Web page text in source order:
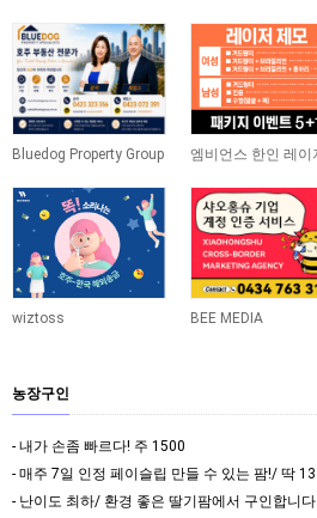
Bluedog Property Group
wiztoss BEE MEDIA
농장구인
- 내가 손좀 빠르다! 주 1500
- 난이도 최하/ 환경 좋은 딸기팜에서 구인합니다